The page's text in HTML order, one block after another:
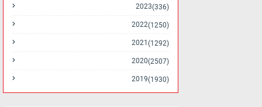
2023 (336)
2022 (1250)
2021 (1292)
2020 (2507)
2019 (1930)